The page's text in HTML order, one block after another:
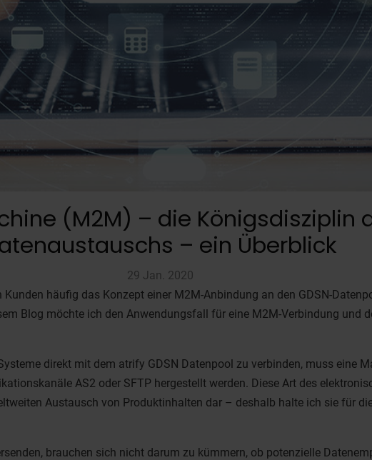
(M2M) – die Königsdisziplin
– ein Überblick
29 Jan. 2020
häufig das Konzept einer M2M-Anbindung an den GDSN-
Blog möchte ich den Anwendungsfall für eine M2M-Verbindung und
direkt mit dem atrify GDSN Datenpool zu verbinden, muss eine
AS2 oder SFTP hergestellt werden. Diese Art des
Austausch von Produktinhalten dar – deshalb halte ich sie für
brauchen sich nicht darum zu kümmern, ob potenzielle